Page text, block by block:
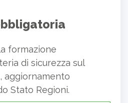
formazione
di sicurezza sul
aggiornamento
Stato Regioni.